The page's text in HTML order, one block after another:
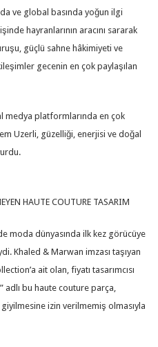
ve global basında yoğun ilgi
hayranlarının aracını sararak
güçlü sahne hâkimiyeti ve
gecenin en çok paylaşılan
medya platformlarında en çok
Uzerli, güzelliği, enerjisi ve doğal
HAUTE COUTURE TASARIM
moda dünyasında ilk kez görücüye
Khaled & Marwan imzası taşıyan
ait olan, fiyatı tasarımcısı
adlı bu haute couture parça,
izin verilmemiş olmasıyla